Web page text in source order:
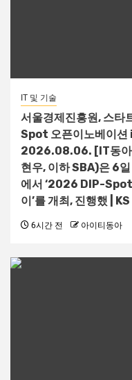
IT 및 기술
서울경제진흥원, 스타
Spot 오픈이노베이션
2026.08.06. [IT동아]
현우, 이하 SBA)은 6
에서 ‘2026 DIP-Spot
이’를 개최, 진행했 |
6시간 전 아이티동아